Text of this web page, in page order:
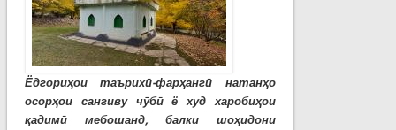
Ёдгориҳои таърихӣ-фарҳангӣ натанҳо
осорҳои сангиву чӯбӣ ё худ харобиҳои
қадимӣ мебошанд, балки шоҳидони